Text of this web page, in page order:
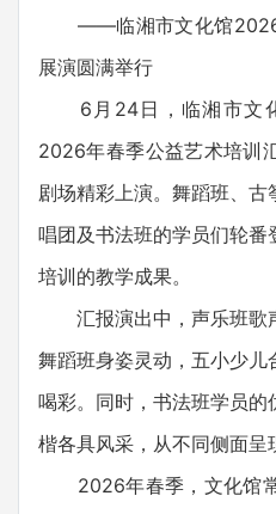
——临湘市文化馆2026
展演圆满举行
6月24日，临湘市文化
2026年春季公益艺术培训
剧场精彩上演。舞蹈班、
唱团及书法班的学员们轮
培训的教学成果。
汇报演出中，声乐班歌
舞蹈班身姿灵动，五小少
喝彩。同时，书法班学员
楷各具风采，从不同侧面呈
2026年春季，文化馆常